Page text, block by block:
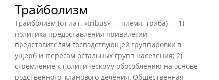
Трайболизм
Трайболизм (от лат. «tribus» — племя, триба) — 1)
поли­ти­ка предоставления привилегий
представителям господствующей группировки в
ущерб интересам остальных групп населения; 2)
стремление к политическому обособлению на основе
родственного, кланового деления. Общественная